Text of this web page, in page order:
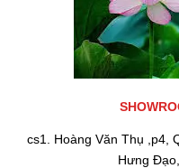
cs1. Hoàng Văn Thụ ,p4,
Hưng